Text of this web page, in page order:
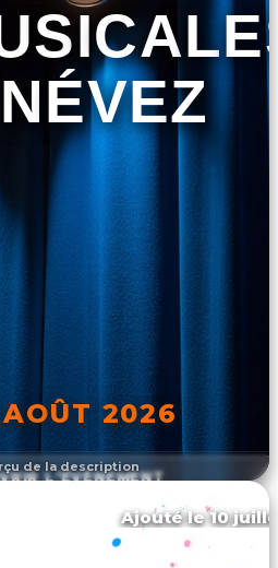
de la description
2026
L'ÉVÉNEMENT
Ajouté le 10